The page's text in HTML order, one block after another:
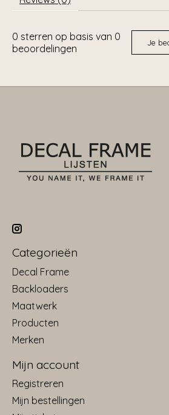
0 sterren op basis van 0
beoordelingen
Je
Categorieën
Decal Frame
Backloaders
Maatwerk
Producten
Merken
Mijn account
Registreren
Mijn bestellingen